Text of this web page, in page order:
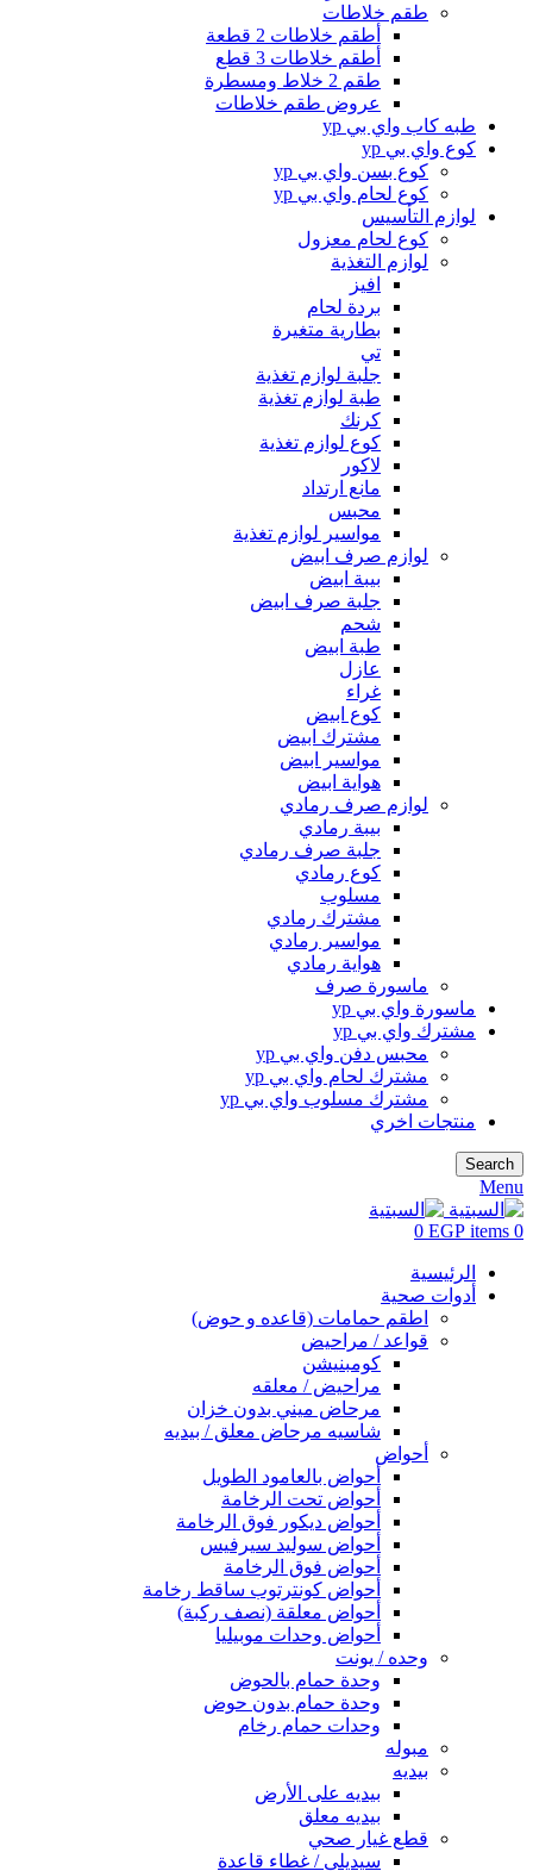
طقم خلاطات
أطقم خلاطات 2 قطعة
أطقم خلاطات 3 قطع
طقم 2 خلاط ومسطرة
عروض طقم خلاطات
طبه كاب واي بي yp
كوع واي بي yp
كوع بسن واي بي yp
كوع لحام واي بي yp
لوازم التأسيس
كوع لحام معزول
لوازم التغذية
افيز
بردة لحام
بطارية متغيرة
تي
جلبة لوازم تغذية
طبة لوازم تغذية
كرنك
كوع لوازم تغذية
لاكور
مانع ارتداد
محبس
مواسير لوازم تغذية
لوازم صرف ابيض
بيبة ابيض
جلبة صرف ابيض
شحم
طبة ابيض
عازل
غراء
كوع ابيض
مشترك ابيض
مواسير ابيض
هواية ابيض
لوازم صرف رمادي
بيبة رمادي
جلبة صرف رمادي
كوع رمادي
مسلوب
مشترك رمادي
مواسير رمادي
هواية رمادي
ماسورة صرف
ماسورة واي بي yp
مشترك واي بي yp
محبس دفن واي بي yp
مشترك لحام واي بي yp
مشترك مسلوب واي بي yp
منتجات اخري
Search
Menu
0
items
0 EGP
الرئيسية
أدوات صحية
اطقم حمامات (قاعده و حوض)
قواعد / مراحيض
كومبنيشن
مراحيض / معلقه
مرحاض ميني بدون خزان
شاسيه مرحاض معلق / بيديه
أحواض
أحواض بالعامود الطويل
أحواض تحت الرخامة
أحواض ديكور فوق الرخامة
أحواض سوليد سيرفيس
أحواض فوق الرخامة
أحواض كونترتوب ساقط رخامة
أحواض معلقة (نصف ركبة)
أحواض وحدات موبيليا
وحده / يونت
وحدة حمام بالحوض
وحدة حمام بدون حوض
وحدات حمام رخام
مبوله
بيديه
بيديه على الأرض
بيديه معلق
قطع غيار صحي
سيديلى / غطاء قاعدة